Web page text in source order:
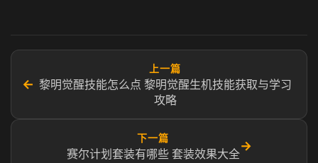
←
上一篇
黎明觉醒技能怎么点 黎明觉醒生机技能获取与学习
攻略
下一篇
赛尔计划套装有哪些 套装效果大全
→